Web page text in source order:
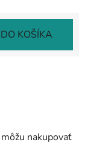
DO KOŠÍKA
nakupovať